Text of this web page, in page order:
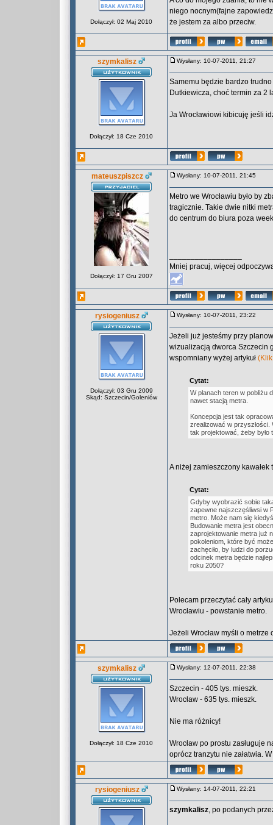
Dołączył: 02 Maj 2010
niego nocnym(fajne
że jestem za albo przeciw.
szymkalisz
Dołączył: 18 Cze 2010
Wysłany: 10-07-2011, 21:27
Samemu będzie bardzo
Dutkiewicza, choć termin za 2
Ja Wrocławiowi kibicuję jeśli
mateuszpiszcz
Dołączył: 17 Gru 2007
Wysłany: 10-07-2011, 21:45
Metro we Wrocławiu było by
tragicznie. Takie dwie nitki
do centrum do biura poza
Mniej pracuj, więcej
rysiogeniusz
Dołączył: 03 Gru 2009
Skąd: Szczecin/Goleniów
Wysłany: 10-07-2011, 23:22
Jeżeli już jesteśmy przy
wizualizacją dworca Szczecin
wspomniany wyżej artykuł
Cytat:
W planach teren w pobliżu
nawet stacją metra.
Koncepcja jest tak
zrealizować w przyszłości.
tak projektować, żeby było
A niżej zamieszczony
Cytat:
Gdyby wyobrazić sobie
zapewne najszczęśliwsi w
metro. Może nam się
Budowanie metra jest
zaprojektowanie metra już
pokoleniom, które być
zachęciło, by ludzi do
odcinek metra będzie
roku 2050?
Polecam przeczytać cały
Wrocławiu - powstanie metro.
Jeżeli Wrocław myśli o
szymkalisz
Dołączył: 18 Cze 2010
Wysłany: 12-07-2011, 22:38
Szczecin - 405 tys. mieszk.
Wrocław - 635 tys. mieszk.
Nie ma różnicy!
Wrocław po prostu zasługuje
oprócz tranzytu nie załatwia.
rysiogeniusz Wysłany: 14-07-2011, 22:21
szymkalisz, po podanych